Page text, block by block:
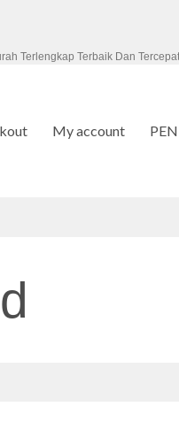
Terlengkap Terbaik Dan
My account